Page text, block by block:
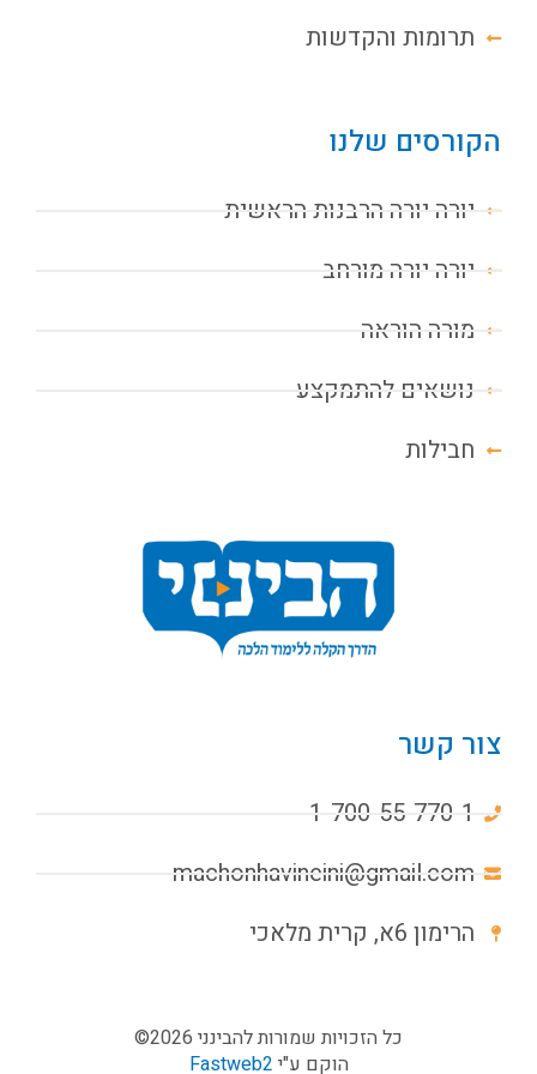
תרומות והקדשות
הקורסים שלנו
יורה יורה הרבנות הראשית
יורה יורה מורחב
מורה הוראה
נושאים להתמקצע
חבילות
צור קשר
1-700-55-770-1
machonhavineini@gmail.com
הרימון 6א, קרית מלאכי
כל הזכויות שמורות להבינני 2026©
הוקם ע"י Fastweb2